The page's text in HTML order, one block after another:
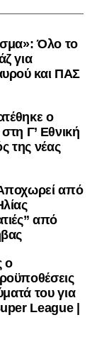
Όλο το
για
και ΠΑΣ
ο
Γ’ Εθνική
της νέας
από
από
ο
του για
League |